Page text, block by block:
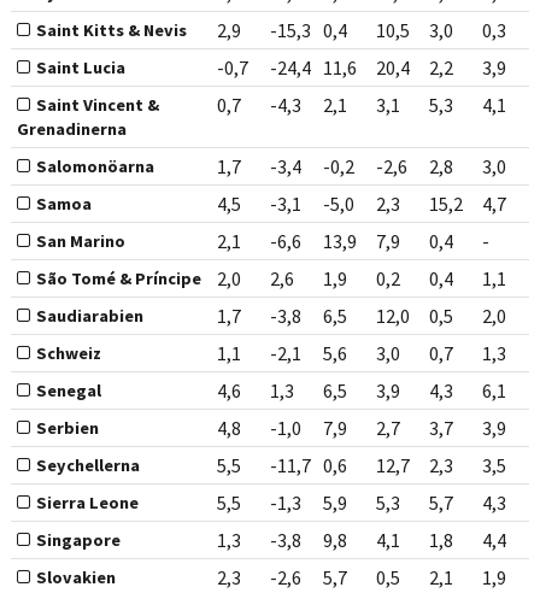
Saint Kitts & Nevis 2,9 -15,3 0,4 10,5 3,0 0,3
Saint Lucia -0,7 -24,4 11,6 20,4 2,2 3,9
Saint Vincent &
Grenadinerna
0,7 -4,3 2,1 3,1 5,3 4,1
Salomonöarna 1,7 -3,4 -0,2 -2,6 2,8 3,0
Samoa 4,5 -3,1 -5,0 2,3 15,2 4,7
San Marino 2,1 -6,6 13,9 7,9 0,4 -
São Tomé & Príncipe 2,0 2,6 1,9 0,2 0,4 1,1
Saudiarabien 1,7 -3,8 6,5 12,0 0,5 2,0
Schweiz 1,1 -2,1 5,6 3,0 0,7 1,3
Senegal 4,6 1,3 6,5 3,9 4,3 6,1
Serbien 4,8 -1,0 7,9 2,7 3,7 3,9
Seychellerna 5,5 -11,7 0,6 12,7 2,3 3,5
Sierra Leone 5,5 -1,3 5,9 5,3 5,7 4,3
Singapore 1,3 -3,8 9,8 4,1 1,8 4,4
Slovakien 2,3 -2,6 5,7 0,5 2,1 1,9